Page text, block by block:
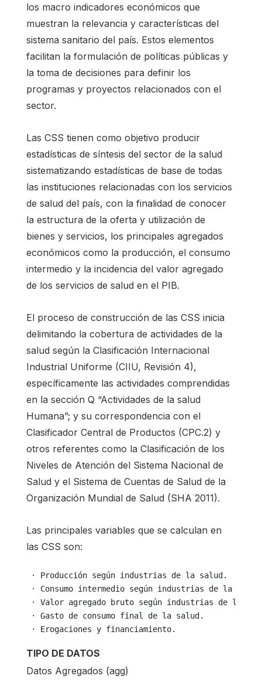
los macro indicadores económicos que
muestran la relevancia y características del
sistema sanitario del país. Estos elementos
facilitan la formulación de políticas públicas y
la toma de decisiones para definir los
programas y proyectos relacionados con el
sector.
Las CSS tienen como objetivo producir
estadísticas de síntesis del sector de la salud
sistematizando estadísticas de base de todas
las instituciones relacionadas con los servicios
de salud del país, con la finalidad de conocer
la estructura de la oferta y utilización de
bienes y servicios, los principales agregados
económicos como la producción, el consumo
intermedio y la incidencia del valor agregado
de los servicios de salud en el PIB.
El proceso de construcción de las CSS inicia
delimitando la cobertura de actividades de la
salud según la Clasificación Internacional
Industrial Uniforme (CIIU, Revisión 4),
específicamente las actividades comprendidas
en la sección Q “Actividades de la salud
Humana”; y su correspondencia con el
Clasificador Central de Productos (CPC.2) y
otros referentes como la Clasificación de los
Niveles de Atención del Sistema Nacional de
Salud y el Sistema de Cuentas de Salud de la
Organización Mundial de Salud (SHA 2011).
Las principales variables que se calculan en
las CSS son:
· Producción según industrias de la salud.
· Consumo intermedio según industrias de la
· Valor agregado bruto según industrias de la
· Gasto de consumo final de la salud.
· Erogaciones y financiamiento.
TIPO DE DATOS
Datos Agregados (agg)